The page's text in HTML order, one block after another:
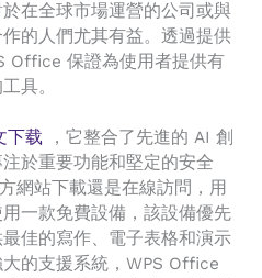
在全球市場運營的公司或與
的人們尤其有益。透過提供
Office 保證為使用者提供有
具。
下载 ，它整合了先進的 AI 創
於重要功能和堅定的安全
網站下載還是在線訪問，用
一款免費設備，該設備優先
佳的寫作、電子表格和演示
的支援系統，WPS Office